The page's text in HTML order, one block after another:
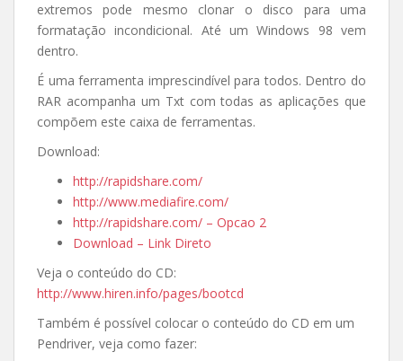
extremos pode mesmo clonar o disco para uma
formatação incondicional. Até um Windows 98 vem
dentro.
É uma ferramenta imprescindível para todos. Dentro do
RAR acompanha um Txt com todas as aplicações que
compõem este caixa de ferramentas.
Download:
http://rapidshare.com/
http://www.mediafire.com/
http://rapidshare.com/ – Opcao 2
Download – Link Direto
Veja o conteúdo do CD:
http://www.hiren.info/pages/bootcd
Também é possível colocar o conteúdo do CD em um
Pendriver, veja como fazer: